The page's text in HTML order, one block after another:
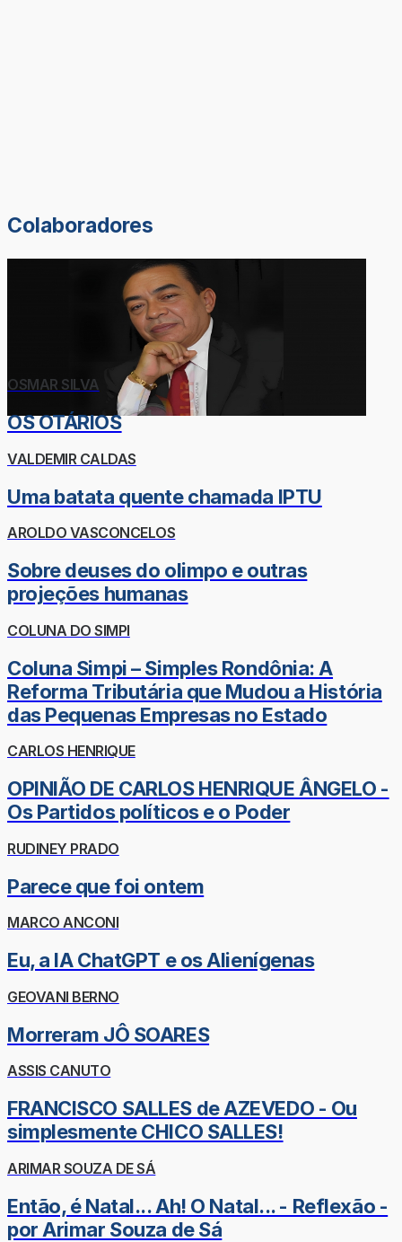
Colaboradores
OSMAR SILVA
OS OTÁRIOS
VALDEMIR CALDAS
Uma batata quente chamada IPTU
AROLDO VASCONCELOS
Sobre deuses do olimpo e outras
projeções humanas
COLUNA DO SIMPI
Coluna Simpi – Simples Rondônia: A
Reforma Tributária que Mudou a História
das Pequenas Empresas no Estado
CARLOS HENRIQUE
OPINIÃO DE CARLOS HENRIQUE ÂNGELO -
Os Partidos políticos e o Poder
RUDINEY PRADO
Parece que foi ontem
MARCO ANCONI
Eu, a IA ChatGPT e os Alienígenas
GEOVANI BERNO
Morreram JÔ SOARES
ASSIS CANUTO
FRANCISCO SALLES de AZEVEDO - Ou
simplesmente CHICO SALLES!
ARIMAR SOUZA DE SÁ
Então, é Natal... Ah! O Natal... - Reflexão -
por Arimar Souza de Sá